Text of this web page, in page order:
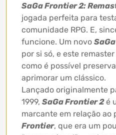
SaGa Frontier 2:
jogada perfeita para
comunidade RPG. E,
funcione. Um novo SaGa
por si só, e este
como é possível
aprimorar um clássico.
Lançado originalmente
1999, SaGa Frontier 2é
marcante em relação ao
Frontier, que era um